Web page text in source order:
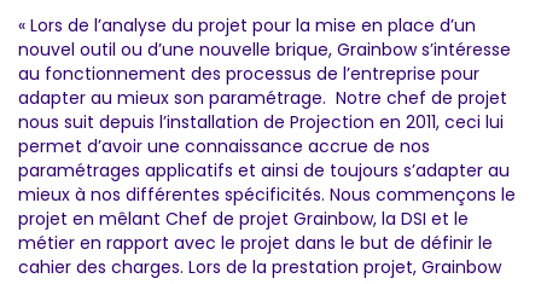
« Lors de l’analyse du projet pour la mise en place d’un
nouvel outil ou d’une nouvelle brique, Grainbow s’intéresse
au fonctionnement des processus de l’entreprise pour
adapter au mieux son paramétrage. Notre chef de projet
nous suit depuis l’installation de Projection en 2011, ceci lui
permet d’avoir une connaissance accrue de nos
paramétrages applicatifs et ainsi de toujours s’adapter au
mieux à nos différentes spécificités. Nous commençons le
projet en mêlant Chef de projet Grainbow, la DSI et le
métier en rapport avec le projet dans le but de définir le
cahier des charges. Lors de la prestation projet, Grainbow